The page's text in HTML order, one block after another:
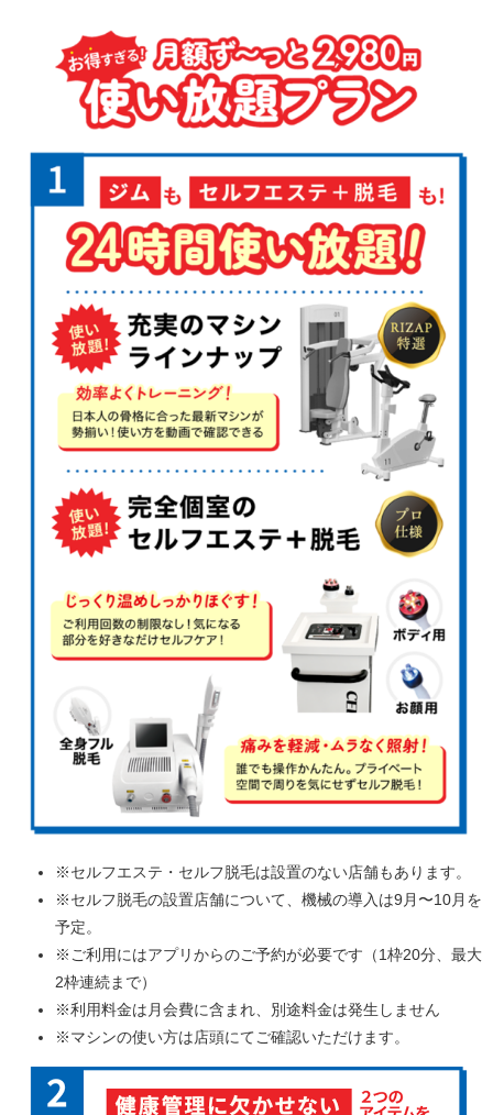
※セルフエステ・セルフ脱毛は設置のない店舗もあります。
※セルフ脱毛の設置店舗について、機械の導入は9月〜10月を
予定。
※ご利用にはアプリからのご予約が必要です（1枠20分、最大
2枠連続まで）
※利用料金は月会費に含まれ、別途料金は発生しません
※マシンの使い方は店頭にてご確認いただけます。